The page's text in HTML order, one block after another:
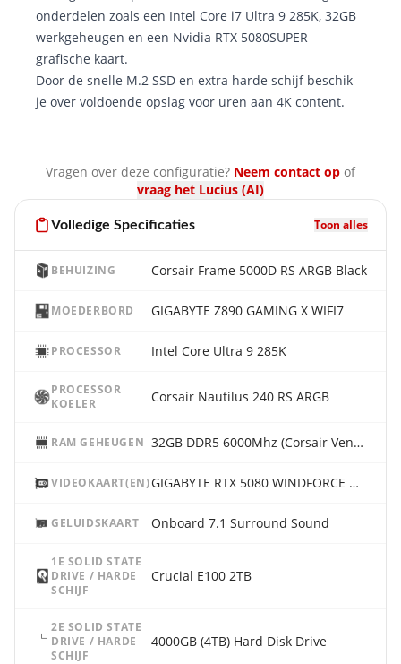
onderdelen zoals een Intel Core i7 Ultra 9 285K, 32GB
werkgeheugen en een Nvidia RTX 5080SUPER
grafische kaart.
Door de snelle M.2 SSD en extra harde schijf beschik
je over voldoende opslag voor uren aan 4K content.
Vragen over deze configuratie? Neem contact op of
vraag het Lucius (AI)
Volledige Specificaties Toon alles
BEHUIZING Corsair Frame 5000D RS ARGB Black
MOEDERBORD GIGABYTE Z890 GAMING X WIFI7
PROCESSOR Intel Core Ultra 9 285K
PROCESSOR
KOELER
Corsair Nautilus 240 RS ARGB
RAM GEHEUGEN 32GB DDR5 6000Mhz (Corsair Vengeance RGB)
VIDEOKAART(EN) GIGABYTE RTX 5080 WINDFORCE OC 16G
GELUIDSKAART Onboard 7.1 Surround Sound
1E SOLID STATE
DRIVE / HARDE
SCHIJF
Crucial E100 2TB
2E SOLID STATE
DRIVE / HARDE
SCHIJF
4000GB (4TB) Hard Disk Drive